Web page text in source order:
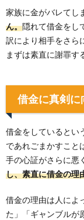
家族に金がバレてし
ん。隠れて借金をし
訳により相手をさら
まずは素直に謝罪す
借金に真剣
借金をしているとい
であれごまかすこと
手の心証がさらに悪
し、素直に借金の理
借金の理由は人によ
た」「ギャンブルが